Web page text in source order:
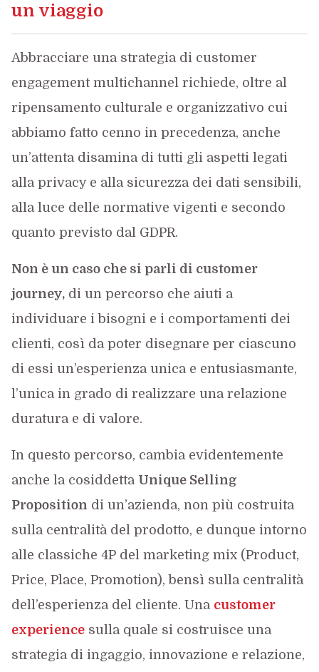
un viaggio
Abbracciare una strategia di customer
engagement multichannel richiede, oltre al
ripensamento culturale e organizzativo cui
abbiamo fatto cenno in precedenza, anche
un’attenta disamina di tutti gli aspetti legati
alla privacy e alla sicurezza dei dati sensibili,
alla luce delle normative vigenti e secondo
quanto previsto dal GDPR.
Non è un caso che si parli di customer
journey,di un percorso che aiuti a
individuare i bisogni e i comportamenti dei
clienti, così da poter disegnare per ciascuno
di essi un’esperienza unica e entusiasmante,
l’unica in grado di realizzare una relazione
duratura e di valore.
In questo percorso, cambia evidentemente
anche la cosiddetta Unique Selling
Proposition di un’azienda, non più costruita
sulla centralità del prodotto, e dunque intorno
alle classiche 4P del marketing mix (Product,
Price, Place, Promotion), bensì sulla centralità
dell’esperienza del cliente. Una customer
experiencesulla quale si costruisce una
strategia di ingaggio, innovazione e relazione,